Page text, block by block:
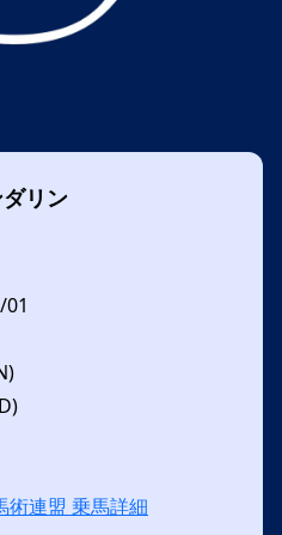
リン
術連盟 乗馬詳細